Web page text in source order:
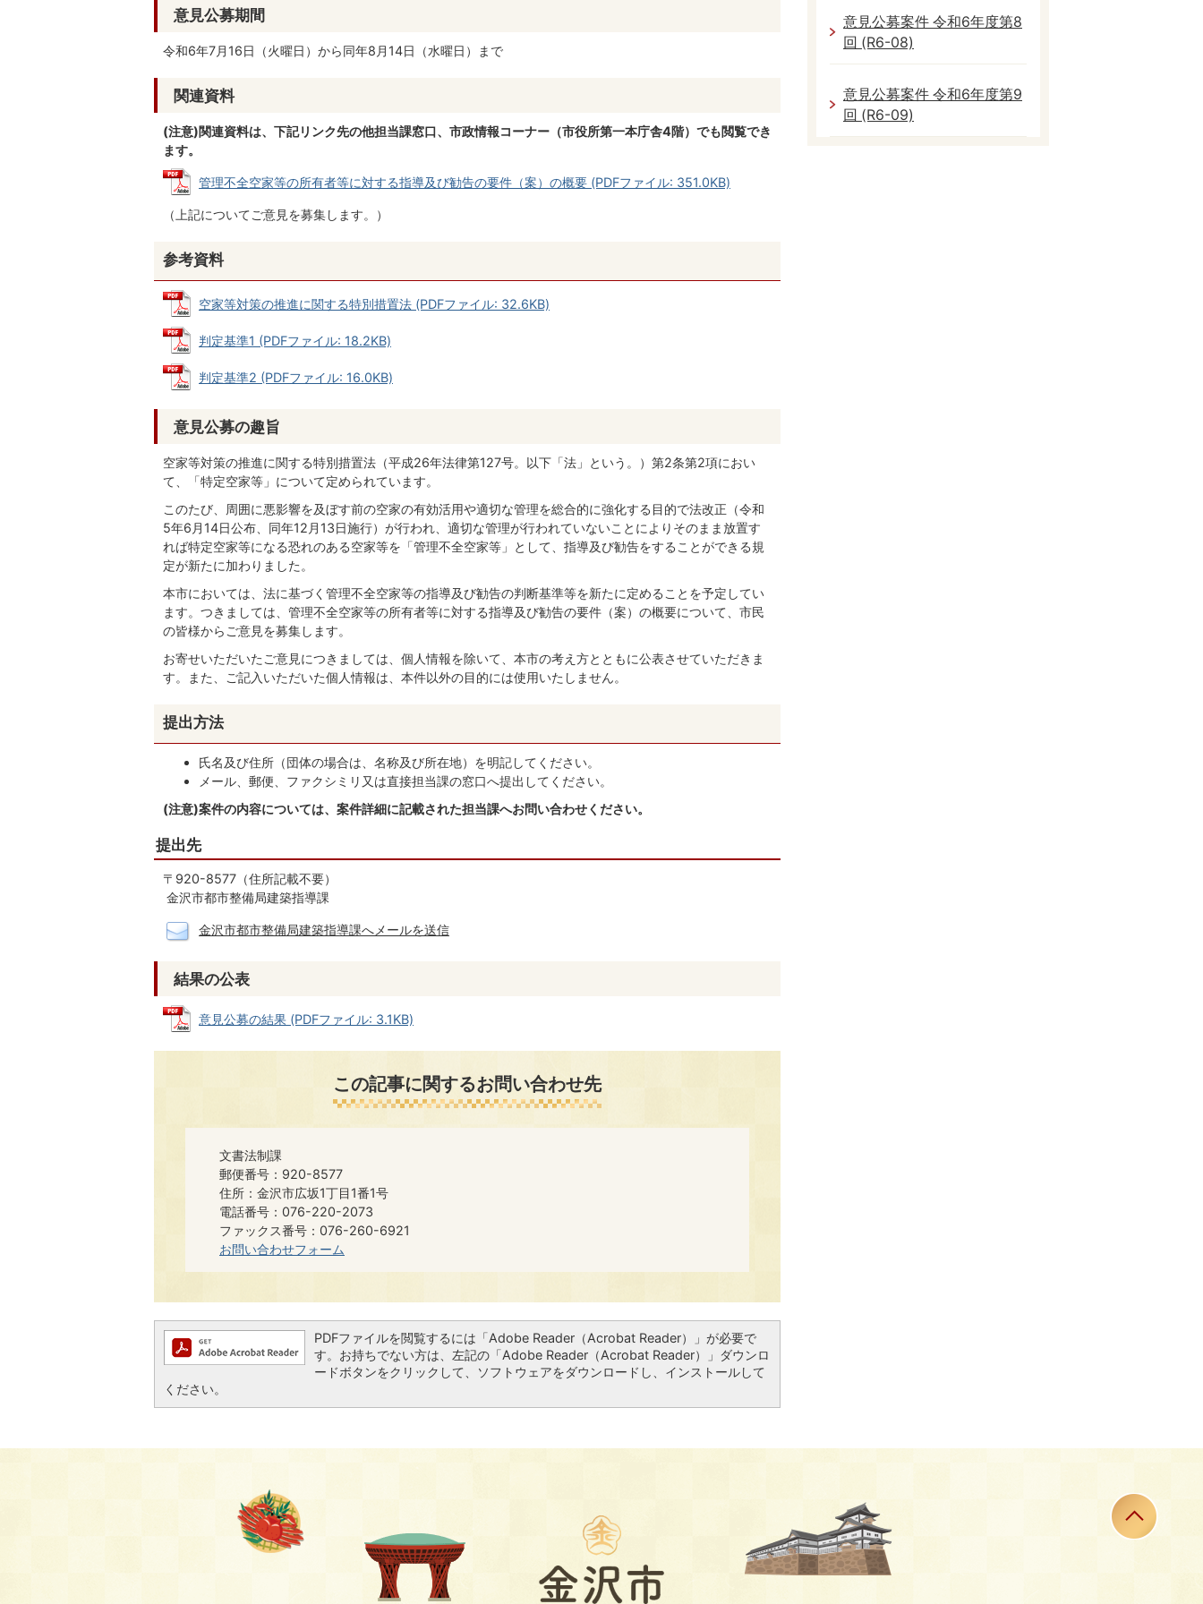
意見公募期間
令和6年7月16日（火曜日）から同年8月14日（水曜日）まで
関連資料
(注意)関連資料は、下記リンク先の他担当課窓口、市政情報コーナー（市役所第一本庁舎4階）でも閲覧でき
ます。
管理不全空家等の所有者等に対する指導及び勧告の要件（案）の概要 (PDFファイル: 351.0KB)
（上記についてご意見を募集します。）
参考資料
空家等対策の推進に関する特別措置法 (PDFファイル: 32.6KB)
判定基準1 (PDFファイル: 18.2KB)
判定基準2 (PDFファイル: 16.0KB)
意見公募の趣旨
空家等対策の推進に関する特別措置法（平成26年法律第127号。以下「法」という。）第2条第2項におい
て、「特定空家等」について定められています。
このたび、周囲に悪影響を及ぼす前の空家の有効活用や適切な管理を総合的に強化する目的で法改正（令和
5年6月14日公布、同年12月13日施行）が行われ、適切な管理が行われていないことによりそのまま放置す
れば特定空家等になる恐れのある空家等を「管理不全空家等」として、指導及び勧告をすることができる規
定が新たに加わりました。
本市においては、法に基づく管理不全空家等の指導及び勧告の判断基準等を新たに定めることを予定してい
ます。つきましては、管理不全空家等の所有者等に対する指導及び勧告の要件（案）の概要について、市民
の皆様からご意見を募集します。
お寄せいただいたご意見につきましては、個人情報を除いて、本市の考え方とともに公表させていただきま
す。また、ご記入いただいた個人情報は、本件以外の目的には使用いたしません。
提出方法
氏名及び住所（団体の場合は、名称及び所在地）を明記してください。
メール、郵便、ファクシミリ又は直接担当課の窓口へ提出してください。
(注意)案件の内容については、案件詳細に記載された担当課へお問い合わせください。
提出先
〒920-8577（住所記載不要）
金沢市都市整備局建築指導課
金沢市都市整備局建築指導課へメールを送信
結果の公表
意見公募の結果 (PDFファイル: 3.1KB)
この記事に関するお問い合わせ先
文書法制課
郵便番号：920-8577
住所：金沢市広坂1丁目1番1号
電話番号：076-220-2073
ファックス番号：076-260-6921​​​​
お問い合わせフォーム
PDFファイルを閲覧するには「Adobe Reader（Acrobat Reader）」が必要で
す。お持ちでない方は、左記の「Adobe Reader（Acrobat Reader）」ダウンロ
ードボタンをクリックして、ソフトウェアをダウンロードし、インストールして
ください。
意見公募案件 令和6年度第8
回 (R6-08)
意見公募案件 令和6年度第9
回 (R6-09)